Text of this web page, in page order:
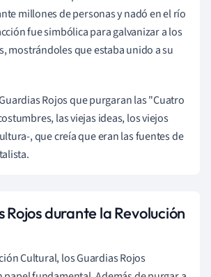
millones de personas y nadó en el río
fue simbólica para galvanizar a los
mostrándoles que estaba unido a su
Rojos que purgaran las "Cuatro
las viejas ideas, los viejos
, que creía que eran las fuentes de
Rojos durante la Revolución
Cultural, los Guardias Rojos